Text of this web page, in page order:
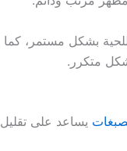
بشكل مستمر، كما
متكرر.
يساعد على تقليل